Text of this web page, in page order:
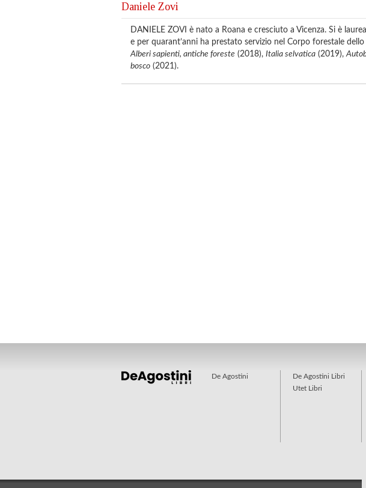
Daniele Zovi
DANIELE ZOVI è nato a Roana e cresciuto a Vicenza. Si è
e per quarant’anni ha prestato servizio nel Corpo forestale
Alberi sapienti, antiche foreste (2018), Italia selvatica (2019),
bosco (2021).
De Agostini
De Agostini Libri
Utet Libri